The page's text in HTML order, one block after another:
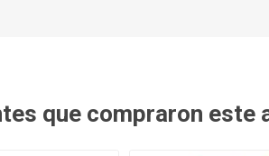
que compraron